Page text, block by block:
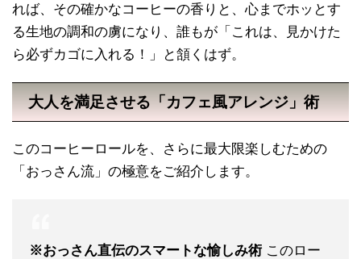
れば、その確かなコーヒーの香りと、心までホッとす
る生地の調和の虜になり、誰もが「これは、見かけた
ら必ずカゴに入れる！」と頷くはず。
大人を満足させる「カフェ風アレンジ」術
このコーヒーロールを、さらに最大限楽しむための
「おっさん流」の極意をご紹介します。
※おっさん直伝のスマートな愉しみ術このロー